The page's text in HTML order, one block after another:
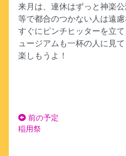
来月は、連休はずっと神楽
等で都合のつかない人は遠
すぐにピンチヒッターを立
ュージアムも一杯の人に見
楽しもうよ！
前の予定
稲用祭